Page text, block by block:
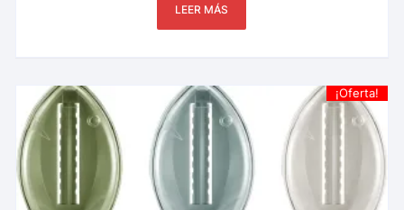
LEER MÁS
¡Oferta!